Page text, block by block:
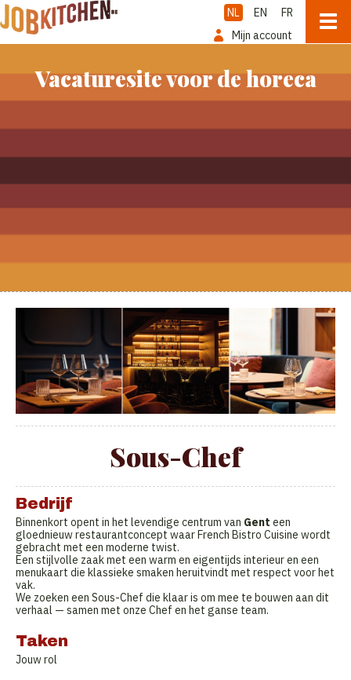
NL EN
FR
Mijn account
Vacaturesite voor de horeca
Sous-Chef
Bedrijf
Binnenkort opent in het levendige centrum van Gent een
gloednieuw restaurantconcept waar French Bistro Cuisine wordt
gebracht met een moderne twist.
Een stijlvolle zaak met een warm en eigentijds interieur en een
menukaart die klassieke smaken heruitvindt met respect voor het
vak.
We zoeken een Sous-Chef die klaar is om mee te bouwen aan dit
verhaal — samen met onze Chef en het ganse team.
Taken
Jouw rol